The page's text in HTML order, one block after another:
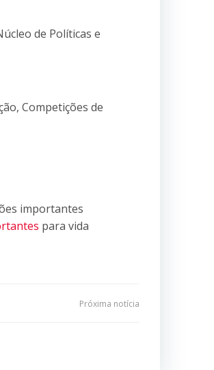
de Políticas e
Competições de
importantes
para vida
Próxima notícia